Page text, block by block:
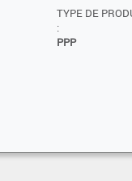
TYPE DE
:
PPP